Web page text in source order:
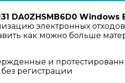
DA0ZHSMB6D0
электронных
как можно больше
и
регистрации